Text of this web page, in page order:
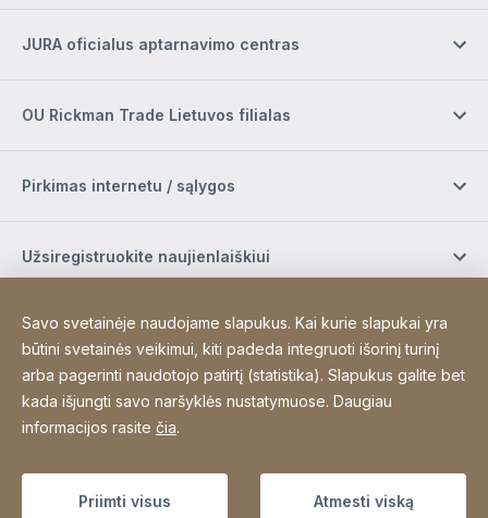
JURA oficialus aptarnavimo centras
OU Rickman Trade Lietuvos filialas
Pirkimas internetu / sąlygos
Užsiregistruokite naujienlaiškiui
Socialinė žiniasklaida
Site Web
[Website information]
Padėkos Sitemap
Copyright © 2026
Savo svetainėje naudojame slapukus. Kai kurie slapukai yra
būtini svetainės veikimui, kiti padeda integruoti išorinį turinį
arba pagerinti naudotojo patirtį (statistika). Slapukus galite bet
kada išjungti savo naršyklės nustatymuose. Daugiau
informacijos rasite čia.
Priimti visus Atmesti viską